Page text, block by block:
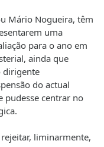
Mário Nogueira, têm
uma
para o ano em
ainda que
dirigente
do actual
pudesse centrar no
liminarmente,